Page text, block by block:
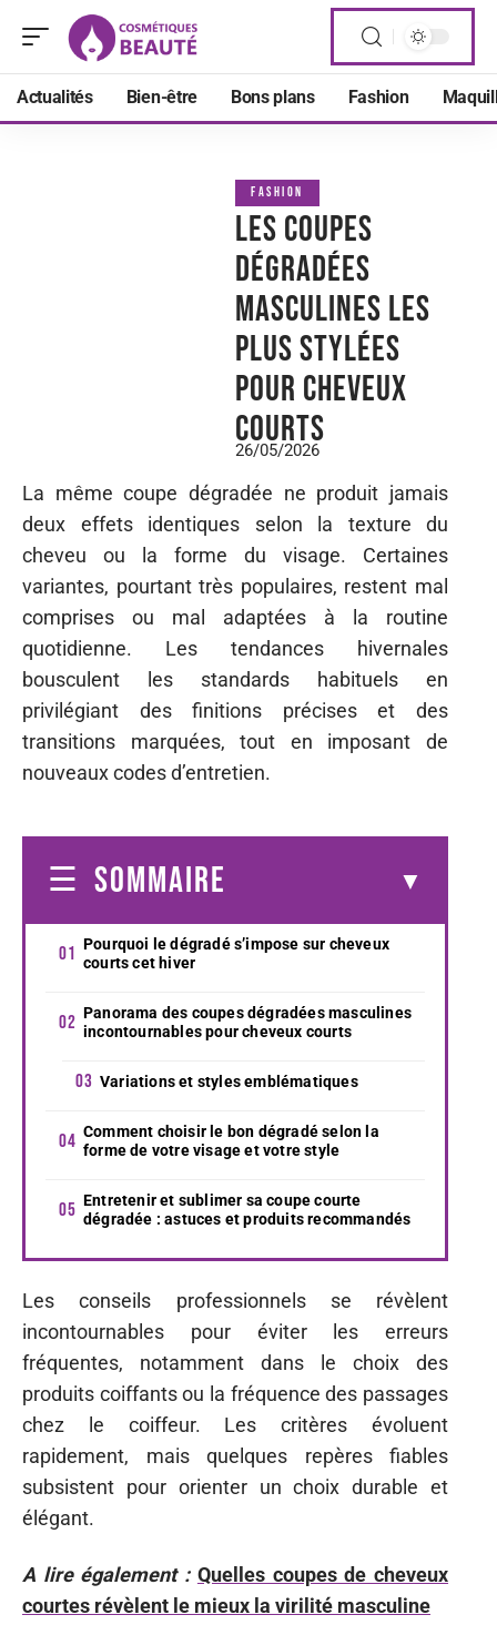
Actualités Bien-être Bons plans Fashion
FASHION
Les coupes
dégradées
masculines les
plus stylées
pour cheveux
courts
26/05/2026
La même coupe dégradée ne produit jamais
deux effets identiques selon la texture du
cheveu ou la forme du visage. Certaines
variantes, pourtant très populaires, restent mal
comprises ou mal adaptées à la routine
quotidienne. Les tendances hivernales
bousculent les standards habituels en
privilégiant des finitions précises et des
transitions marquées, tout en imposant de
nouveaux codes d’entretien.
SOMMAIRE
Pourquoi le dégradé s’impose sur cheveux
courts cet hiver
Panorama des coupes dégradées masculines
incontournables pour cheveux courts
Variations et styles emblématiques
Comment choisir le bon dégradé selon la
forme de votre visage et votre style
Entretenir et sublimer sa coupe courte
dégradée : astuces et produits recommandés
Les conseils professionnels se révèlent
incontournables pour éviter les erreurs
fréquentes, notamment dans le choix des
produits coiffants ou la fréquence des passages
chez le coiffeur. Les critères évoluent
rapidement, mais quelques repères fiables
subsistent pour orienter un choix durable et
élégant.
A lire également : Quelles coupes de cheveux
courtes révèlent le mieux la virilité masculine